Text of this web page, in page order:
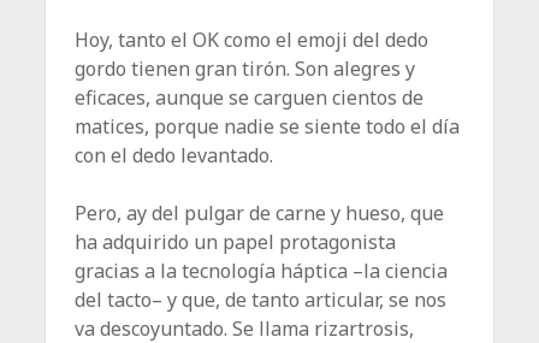
Hoy, tanto el OK como el emoji del dedo
gordo tienen gran tirón. Son alegres y
eficaces, aunque se carguen cientos de
matices, porque nadie se siente todo el día
con el dedo levantado.
Pero, ay del pulgar de carne y hueso, que
ha adquirido un papel protagonista
gracias a la tecnología háptica –la ciencia
del tacto– y que, de tanto articular, se nos
va descoyuntado. Se llama rizartrosis,